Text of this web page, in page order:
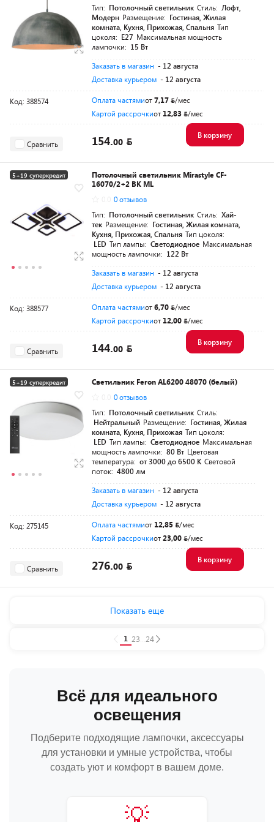
Тип: Потолочный светильник Стиль: Лофт,
Модерн Размещение: Гостиная, Жилая
комната, Кухня, Прихожая, Спальня Тип
цоколя: E27 Максимальная мощность
лампочки: 15 Вт
Заказать в магазин - 12 августа
Доставка курьером - 12 августа
Код: 388574 Оплата частямиот7,17
/мес
Картой рассрочкиот 12,83 /мес
Сравнить 154.00
В корзину
5+19 суперкредит
Потолочный светильник Mirastyle CF-
16070/2+2 BK ML
0 отзывов
Тип: Потолочный светильник Стиль: Хай-
тек Размещение: Гостиная, Жилая комната,
Кухня, Прихожая, Спальня Тип цоколя:
LED Тип лампы: Светодиодное Максимальная
мощность лампочки: 122 Вт
Заказать в магазин - 12 августа
Доставка курьером - 12 августа
Код: 388577 Оплата частямиот6,70
/мес
Картой рассрочкиот 12,00 /мес
Сравнить 144.00
В корзину
5+19 суперкредит
Светильник Feron AL6200 48070 (белый)
0 отзывов
Тип: Потолочный светильник Стиль:
Нейтральный Размещение: Гостиная, Жилая
комната, Кухня, Прихожая Тип цоколя:
LED Тип лампы: Светодиодное Максимальная
мощность лампочки: 80 Вт Цветовая
температура: от 3000 до 6500 K Световой
поток: 4800 лм
Заказать в магазин - 12 августа
Доставка курьером - 12 августа
Код: 275145 Оплата частямиот 12,85
/мес
Картой рассрочкиот23,00 /мес
Сравнить 276.00
В корзину
Показать еще
1 23 24
Всё для идеального
освещения
Подберите подходящие лампочки, аксессуары
для установки и умные устройства, чтобы
создать уют и комфорт в вашем доме.
💡